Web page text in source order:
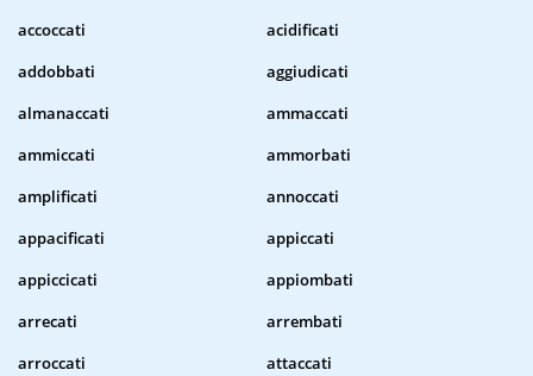
accoccati
acidificati
addobbati
aggiudicati
almanaccati
ammaccati
ammiccati
ammorbati
amplificati
annoccati
appacificati
appiccati
appiccicati
appiombati
arrecati
arrembati
arroccati
attaccati